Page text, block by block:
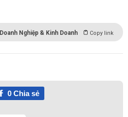
Doanh Nghiệp & Kinh Doanh Copy link
0Chia sẻ